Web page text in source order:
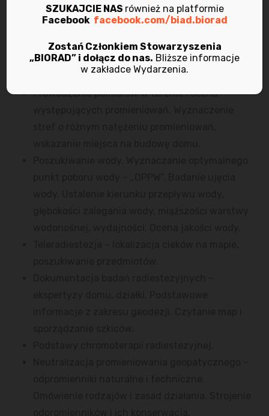
działania. Posługiwanie się wahadłem
uniwersalnym – ćwiczenia praktyczne.
Zastosowanie wahadła uniwersalnego w terapii
– przekaz energetyczny bezpośrednio na
człowieka, na odległość i poprzez zdjęcie.
Prowadzenie pomiarów w terenie i ocena
SZUKAJCIE NAS również na platformie
Facebook facebook.com/biad.biorad
Zostań Członkiem Stowarzyszenia
„BIORAD” i dołącz do nas. Bliższe informacje
w zakładce Wydarzenia.